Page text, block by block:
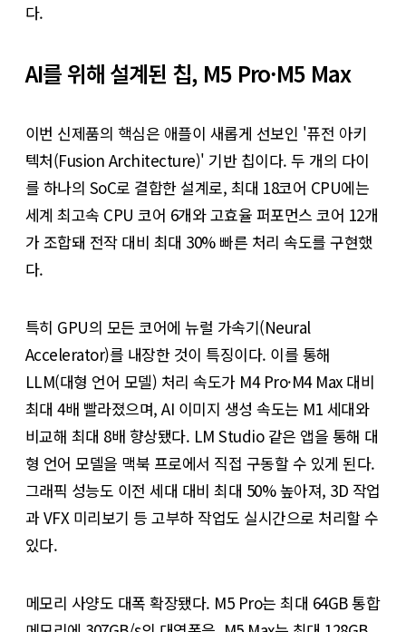
다.
AI를 위해 설계된 칩, M5 Pro·M5 Max
이번 신제품의 핵심은 애플이 새롭게 선보인 '퓨전 아키
텍처(Fusion Architecture)' 기반 칩이다. 두 개의 다이
를 하나의 SoC로 결합한 설계로, 최대 18코어 CPU에는
세계 최고속 CPU 코어 6개와 고효율 퍼포먼스 코어 12개
가 조합돼 전작 대비 최대 30% 빠른 처리 속도를 구현했
다.
특히 GPU의 모든 코어에 뉴럴 가속기(Neural
Accelerator)를 내장한 것이 특징이다. 이를 통해
LLM(대형 언어 모델) 처리 속도가 M4 Pro·M4 Max 대비
최대 4배 빨라졌으며, AI 이미지 생성 속도는 M1 세대와
비교해 최대 8배 향상됐다. LM Studio 같은 앱을 통해 대
형 언어 모델을 맥북 프로에서 직접 구동할 수 있게 된다.
그래픽 성능도 이전 세대 대비 최대 50% 높아져, 3D 작업
과 VFX 미리보기 등 고부하 작업도 실시간으로 처리할 수
있다.
메모리 사양도 대폭 확장됐다. M5 Pro는 최대 64GB 통합